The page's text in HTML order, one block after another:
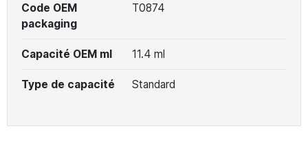
Code OEM
packaging
T0874
Capacité OEM ml 11.4 ml
Type de capacité Standard